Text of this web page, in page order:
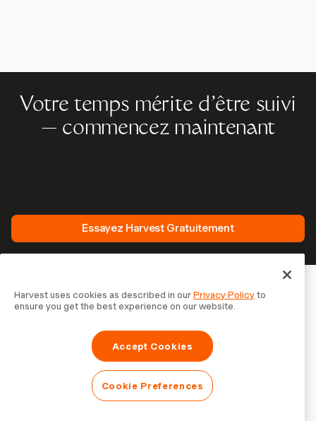
Votre temps mérite d'être suivi
— commencez maintenant
Essayez Harvest Gratuitement
Harvest uses cookies as described in ourPrivacy Policyto
ensure you get the best experience on our website.
Accept Cookies
Cookie Preferences